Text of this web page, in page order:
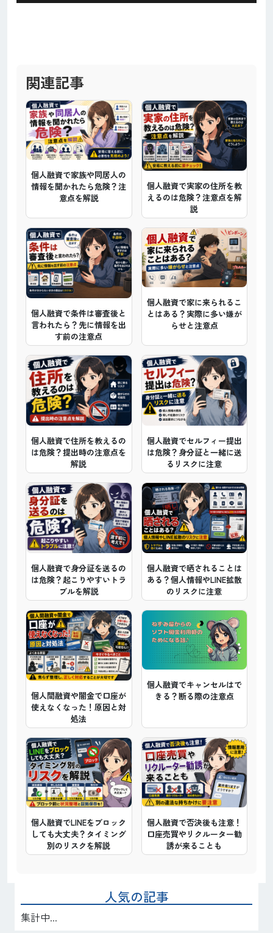
関連記事
個人融資で家族や同居人の
情報を聞かれたら危険？注
意点を解説
個人融資で実家の住所を教
えるのは危険？注意点を解
説
個人融資で条件は審査後と
言われたら？先に情報を出
す前の注意点
個人融資で家に来られるこ
とはある？実際に多い嫌が
らせと注意点
個人融資で住所を教えるの
は危険？提出時の注意点を
解説
個人融資でセルフィー提出
は危険？身分証と一緒に送
るリスクに注意
個人融資で身分証を送るの
は危険？起こりやすいトラ
ブルを解説
個人融資で晒されることは
ある？個人情報やLINE拡散
のリスクに注意
個人間融資や闇金で口座が
使えなくなった！原因と対
処法
個人融資でキャンセルはで
きる？断る際の注意点
個人融資でLINEをブロック
しても大丈夫？タイミング
別のリスクを解説
個人融資で否決後も注意！
口座売買やリクルーター勧
誘が来ることも
人気の記事
集計中...